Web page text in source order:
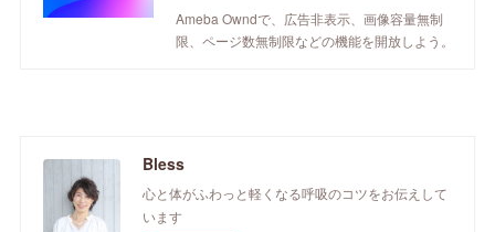
Ameba Owndで、広告非表示、画像容量無制
限、ページ数無制限などの機能を開放しよう。
Bless
心と体がふわっと軽くなる呼吸のコツをお伝えして
います